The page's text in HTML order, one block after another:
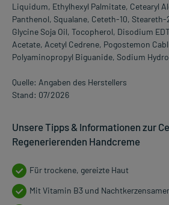
Liquidum, Ethylhexyl Palmitate, Cetearyl
Panthenol, Squalane, Ceteth-10,
Glycine Soja Oil, Tocopherol, Disodium
Acetate, Acetyl Cedrene, Pogostemon
Polyaminopropyl Biguanide, Sodium
Quelle: Angaben des Herstellers
Stand: 07/2026
Unsere Tipps & Informationen zur
Regenerierenden Handcreme
Für trockene, gereizte Haut
Mit Vitamin B3 und